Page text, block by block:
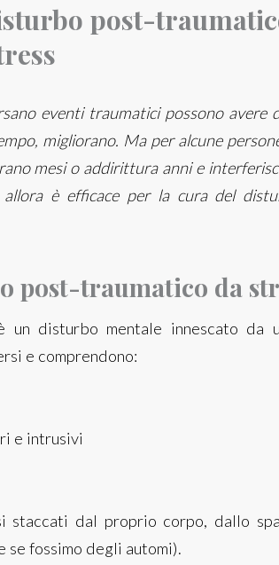
post-
eventi traumatici possono avere
migliorano. Ma per alcune
mesi o addirittura anni e
allora è efficace per la cura del
post-traumatico da
un disturbo mentale innescato da
e comprendono:
e intrusivi
staccati dal proprio corpo, dallo
se fossimo degli automi).